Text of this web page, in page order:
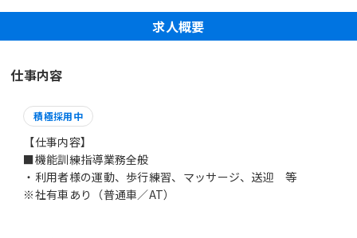
求人概要
仕事内容
積極採用中
【仕事内容】
■機能訓練指導業務全般
・利用者様の運動、歩行練習、マッサージ、送迎 等
※社有車あり（普通車／AT）